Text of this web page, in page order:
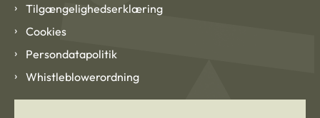
Tilgængelighedserklæring
Cookies
Persondatapolitik
Whistleblowerordning